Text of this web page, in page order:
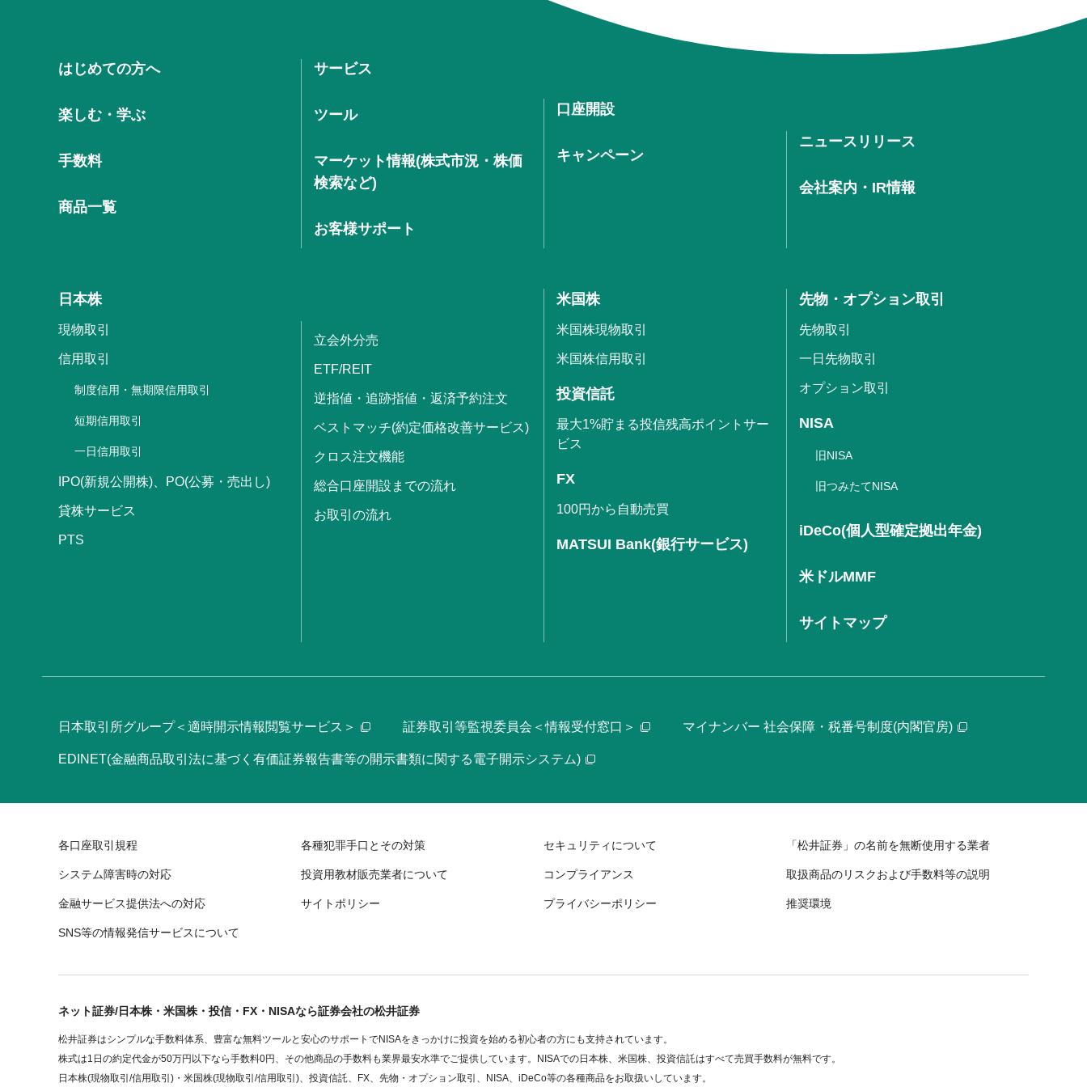
はじめての方へ
楽しむ・学ぶ
手数料
商品一覧
サービス
ツール
マーケット情報(株式市況・株価
検索など)
お客様サポート
口座開設
キャンペーン
ニュースリリース
会社案内・IR情報
日本株
現物取引
信用取引
制度信用・無期限信用取引
短期信用取引
一日信用取引
IPO(新規公開株)、PO(公募・売出し)
貸株サービス
PTS
立会外分売
ETF/REIT
逆指値・追跡指値・返済予約注文
ベストマッチ(約定価格改善サービス)
クロス注文機能
総合口座開設までの流れ
お取引の流れ
米国株
米国株現物取引
米国株信用取引
投資信託
最大1%貯まる投信残高ポイントサー
ビス
FX
100円から自動売買
MATSUI Bank(銀行サービス)
先物・オプション取引
先物取引
一日先物取引
オプション取引
NISA
旧NISA
旧つみたてNISA
iDeCo(個人型確定拠出年金)
米ドルMMF
サイトマップ
日本取引所グループ＜適時開示情報閲覧サービス＞ 証券取引等監視委員会＜情報受付窓口＞ マイナンバー 社会保障・税番号制度(内閣官房)
EDINET(金融商品取引法に基づく有価証券報告書等の開示書類に関する電子開示システム)
各口座取引規程 各種犯罪手口とその対策 セキュリティについて 「松井証券」の名前を無断使用する業者
システム障害時の対応 投資用教材販売業者について コンプライアンス 取扱商品のリスクおよび手数料等の説明
金融サービス提供法への対応 サイトポリシー プライバシーポリシー 推奨環境
SNS等の情報発信サービスについて
ネット証券/日本株・米国株・投信・FX・NISAなら証券会社の松井証券
松井証券はシンプルな手数料体系、豊富な無料ツールと安心のサポートでNISAをきっかけに投資を始める初心者の方にも支持されています。
株式は1日の約定代金が50万円以下なら手数料0円、その他商品の手数料も業界最安水準でご提供しています。NISAでの日本株、米国株、投資信託はすべて売買手数料が無料です。
日本株(現物取引/信用取引)・米国株(現物取引/信用取引)、投資信託、FX、先物・オプション取引、NISA、iDeCo等の各種商品をお取扱いしています。